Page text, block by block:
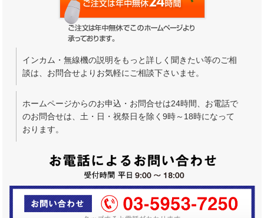
インカム・無線機の説明をもっと詳しく聞きたい等のご相
談は、お問合せよりお気軽にご相談下さいませ。
ホームページからのお申込・お問合せは24時間、お電話で
のお問合せは、土・日・祝祭日を除く9時～18時になって
おります。